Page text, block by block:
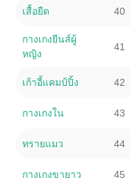
เสื้อยืด 40
กางเกงยีนส์ผู้
หญิง
41
เก้าอี้แคมป์ปิ้ง 42
กางเกงใน 43
ทรายแมว 44
กางเกงขายาว 45